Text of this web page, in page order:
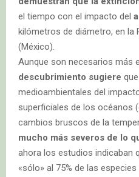
el tiempo con el impacto del
kilómetros de diámetro, en la
(México).
Aunque son necesarios más
descubrimiento sugiere
medioambientales del
superficiales de los océanos
cambios bruscos de la
mucho más severos de lo
ahora los estudios indicaban
«sólo» al 75% de las